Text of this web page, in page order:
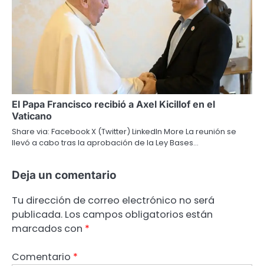
El Papa Francisco recibió a Axel Kicillof en el
Vaticano
Share via: Facebook X (Twitter) LinkedIn More La reunión se
llevó a cabo tras la aprobación de la Ley Bases…
Deja un comentario
Tu dirección de correo electrónico no será
publicada. Los campos obligatorios están
marcados con *
Comentario *